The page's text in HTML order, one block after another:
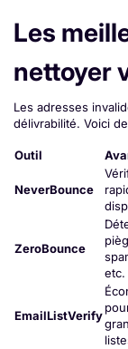
Les
nettoyer
Les adresses
délivrabilité. Voici
Outil
NeverBounce
ZeroBounce
etc.
EmailListVerify